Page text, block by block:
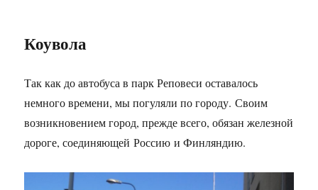
Коувола
Так как до автобуса в парк Реповеси оставалось
немного времени, мы погуляли по городу. Своим
возникновением город, прежде всего, обязан железной
дороге, соединяющей Россию и Финляндию.